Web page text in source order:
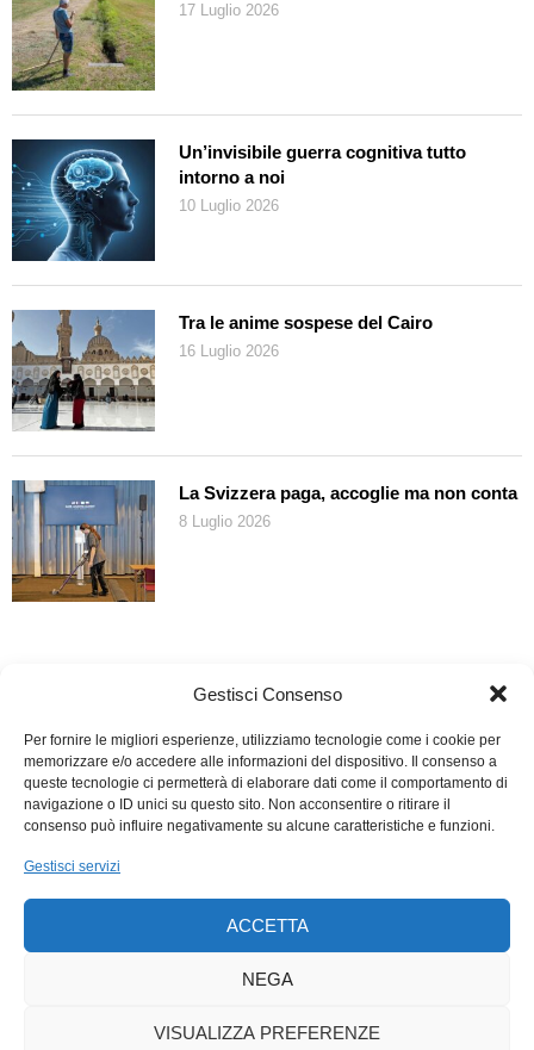
Gestisci Consenso
Per fornire le migliori esperienze, utilizziamo tecnologie come i cookie per
memorizzare e/o accedere alle informazioni del dispositivo. Il consenso a
queste tecnologie ci permetterà di elaborare dati come il comportamento di
navigazione o ID unici su questo sito. Non acconsentire o ritirare il
consenso può influire negativamente su alcune caratteristiche e funzioni.
Gestisci servizi
ACCETTA
NEGA
VISUALIZZA PREFERENZE
17 Luglio 2026
Un’invisibile guerra cognitiva tutto
intorno a noi
10 Luglio 2026
Tra le anime sospese del Cairo
16 Luglio 2026
La Svizzera paga, accoglie ma non conta
8 Luglio 2026